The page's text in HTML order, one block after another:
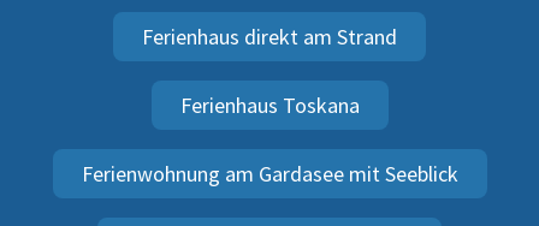
Ferienhaus direkt am Strand
Ferienhaus Toskana
Ferienwohnung am Gardasee mit Seeblick